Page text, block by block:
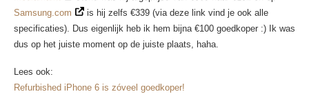
Samsung.com
is hij zelfs €339 (via deze link vind je ook alle
specificaties). Dus eigenlijk heb ik hem bijna €100 goedkoper :) Ik was
dus op het juiste moment op de juiste plaats, haha.
Lees ook:
Refurbished iPhone 6 is zóveel goedkoper!